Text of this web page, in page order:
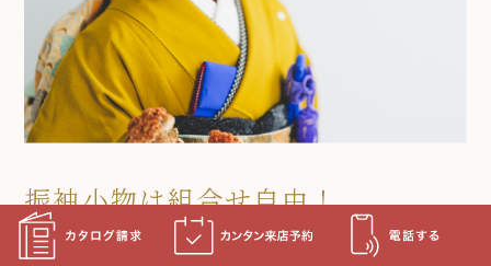
振袖小物は組合せ自由！
自分の好きなコーディネートが楽しめます！